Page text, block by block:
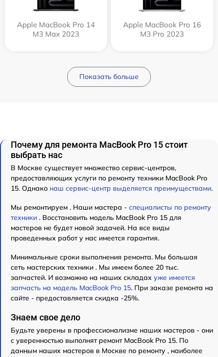
Apple MacBook Pro 14
M3 Max 2023
Apple MacBook Pro 16
M3 Pro 2023
Показать больше
Почему для ремонта MacBook Pro 15 стоит
выбрать нас
В Москве существует множество сервис-центров,
предоставляющих услуги по ремонту техники MacBook Pro
15. Однако наш сервис-центр выделяется преимуществами.
Мы ремонтируем . Наши мастера - специалисты по ремонту
техники . Восстановить модель MacBook Pro 15 для
мастеров не будет новой задачей. На все виды
проведенных работ у нас имеется гарантия.
Минимальные сроки выполнения ремонта. Мы большая
сеть мастерских техники . Мы имеем более 20 тыс.
запчастей. И возможно на наших складах уже имеется
запчасть на модель MacBook Pro 15. При заказе ремонта на
сайте - предоставляется скидка -25%.
Знаем свое дело
Будьте уверены в профессионализме наших мастеров - они
с уверенностью выполнят ремонт MacBook Pro 15. По
данным наших мастеров в Москве по ремонту , наиболее